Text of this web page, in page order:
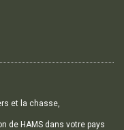
et la chasse,
de HAMS dans votre pays